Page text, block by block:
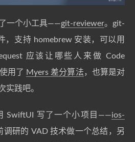
一个小工具——git-reviewer。git-
，支持 homebrew 安装，可以用
应该让哪些人来做 Code
用了 Myers 差分算法 ，也算是对
实践吧。
SwiftUI 写了一个小项目——ios-
调研的 VAD 技术做一个总结，另